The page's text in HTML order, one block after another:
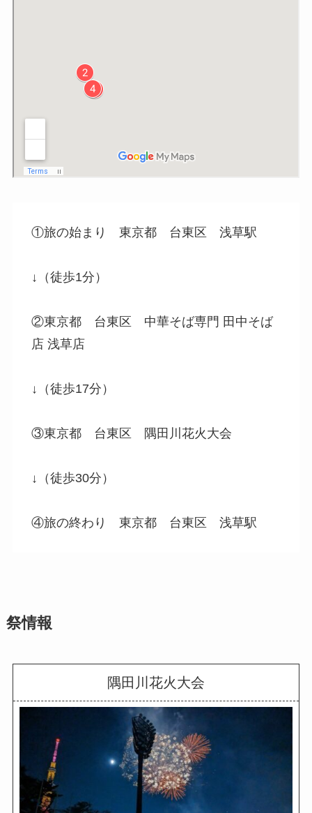
①旅の始まり 東京都 台東区 浅草駅
↓（徒歩1分）
②東京都 台東区 中華そば専門 田中そば
店 浅草店
↓（徒歩17分）
③東京都 台東区 隅田川花火大会
↓（徒歩30分）
④旅の終わり 東京都 台東区 浅草駅
祭情報
隅田川花火大会